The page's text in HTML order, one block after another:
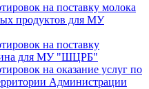
на поставку молока
продуктов для МУ
на поставку
для МУ "ШЦРБ"
на оказание услуг по
Администрации